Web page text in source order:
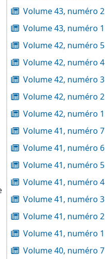
Volume 43, numéro 2
Volume 43, numéro 1
Volume 42, numéro 5
Volume 42, numéro 4
Volume 42, numéro 3
Volume 42, numéro 2
Volume 42, numéro 1
Volume 41, numéro 7
Volume 41, numéro 6
Volume 41, numéro 5
Volume 41, numéro 4
Volume 41, numéro 3
Volume 41, numéro 2
Volume 41, numéro 1
Volume 40, numéro 7